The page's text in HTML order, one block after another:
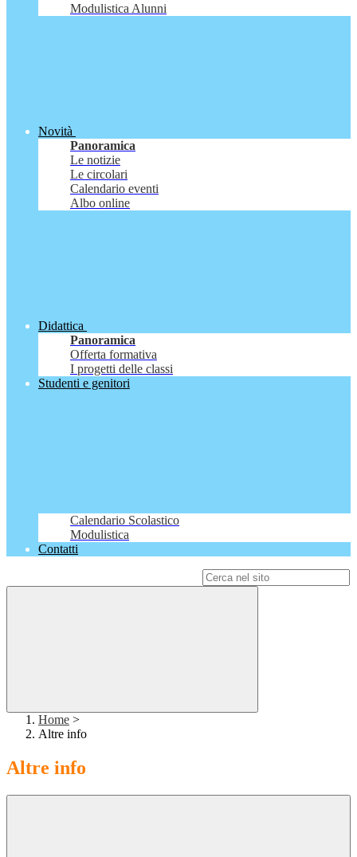
Modulistica Alunni
Novità
Panoramica
Le notizie
Le circolari
Calendario eventi
Albo online
Didattica
Panoramica
Offerta formativa
I progetti delle classi
Studenti e genitori
Calendario Scolastico
Modulistica
Contatti
Home >
Altre info
Altre info